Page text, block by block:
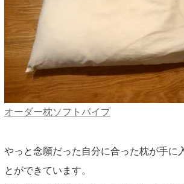
オーダー枕ソフトパイプ
やっと念願だった自分に合った枕が手に
とができています。